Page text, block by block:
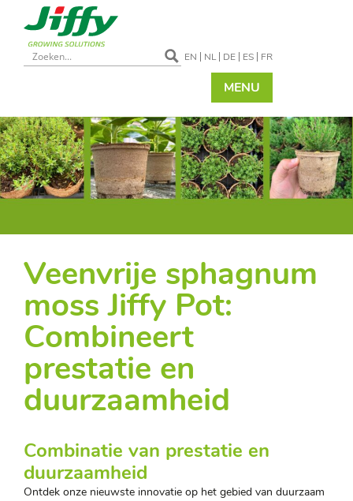
EN NL DE ES FR
MENU
Veenvrije sphagnum
moss Jiffy Pot:
Combineert
prestatie en
duurzaamheid
Combinatie van prestatie en
duurzaamheid
Ontdek onze nieuwste innovatie op het gebied van duurzaam